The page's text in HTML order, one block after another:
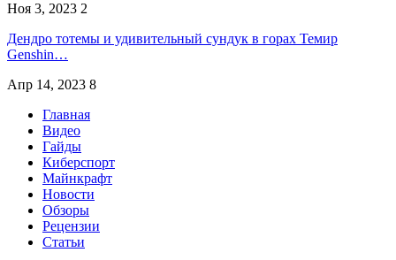
Ноя 3, 2023 2
Дендро тотемы и удивительный сундук в горах Темир
Genshin…
Апр 14, 2023 8
Главная
Видео
Гайды
Киберспорт
Майнкрафт
Новости
Обзоры
Рецензии
Статьи